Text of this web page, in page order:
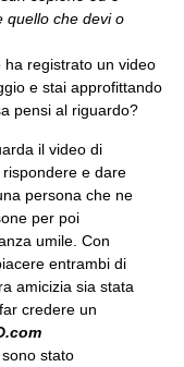
quello che devi o
ha registrato un video
e stai approfittando
pensi al riguardo?
il video di
e dare
persona che ne
per poi
umile. Con
entrambi di
amicizia sia stata
credere un
stato